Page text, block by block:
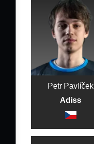
Petr Pavlíček
Adiss